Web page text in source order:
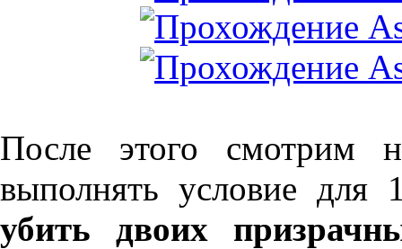
После этого смотрим
выполнять условие для
убить двоих